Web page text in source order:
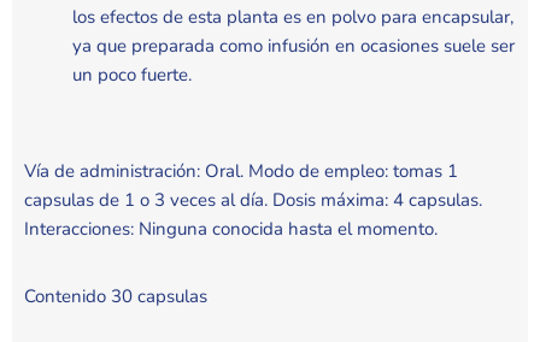
los efectos de esta planta es en polvo para encapsular,
ya que preparada como infusión en ocasiones suele ser
un poco fuerte.
Vía de administración: Oral. Modo de empleo: tomas 1
capsulas de 1 o 3 veces al día. Dosis máxima: 4 capsulas.
Interacciones: Ninguna conocida hasta el momento.
Contenido 30 capsulas